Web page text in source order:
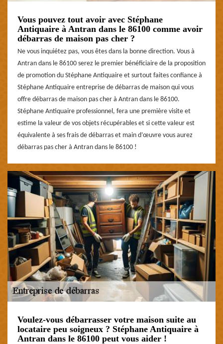
Vous pouvez tout avoir avec Stéphane
Antiquaire à Antran dans le 86100 comme avoir
débarras de maison pas cher ?
Ne vous inquiétez pas, vous êtes dans la bonne direction. Vous à
Antran dans le 86100 serez le premier bénéficiaire de la proposition
de promotion du Stéphane Antiquaire et surtout faites confiance à
Stéphane Antiquaire entreprise de débarras de maison qui vous
offre débarras de maison pas cher à Antran dans le 86100.
Stéphane Antiquaire professionnel, fera une première visite et
estime la valeur de vos objets récupérables et si cette valeur est
équivalente à ses frais de débarras et main d’œuvre vous aurez
débarras pas cher à Antran dans le 86100 !
Voulez-vous débarrasser votre maison suite au
locataire peu soigneux ? Stéphane Antiquaire à
Antran dans le 86100 peut vous aider !